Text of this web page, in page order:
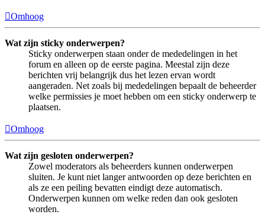
Omhoog
Wat zijn sticky onderwerpen?
Sticky onderwerpen staan onder de mededelingen in het
forum en alleen op de eerste pagina. Meestal zijn deze
berichten vrij belangrijk dus het lezen ervan wordt
aangeraden. Net zoals bij mededelingen bepaalt de beheerder
welke permissies je moet hebben om een sticky onderwerp te
plaatsen.
Omhoog
Wat zijn gesloten onderwerpen?
Zowel moderators als beheerders kunnen onderwerpen
sluiten. Je kunt niet langer antwoorden op deze berichten en
als ze een peiling bevatten eindigt deze automatisch.
Onderwerpen kunnen om welke reden dan ook gesloten
worden.